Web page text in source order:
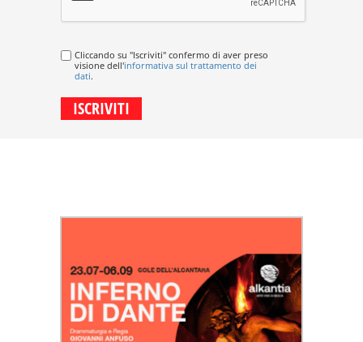
Cliccando su "Iscriviti" confermo di aver preso
visione dell'informativa sul trattamento dei
dati.